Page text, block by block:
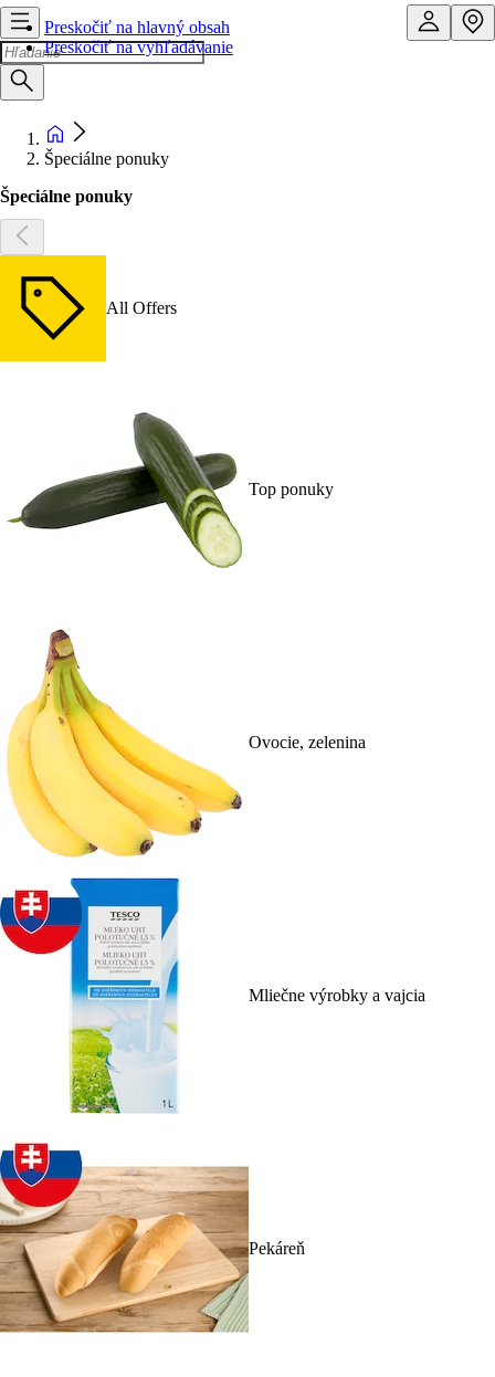
Preskočiť na hlavný obsah
Preskočiť na vyhľadávanie
Špeciálne ponuky
Špeciálne ponuky
All Offers
Top ponuky
Ovocie, zelenina
Mliečne výrobky a vajcia
Pekáreň